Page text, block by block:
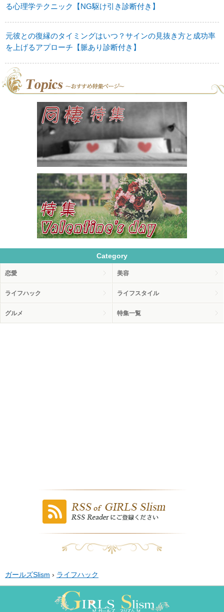
る心理学テクニック【NG駆け引き診断付き】
元彼との復縁のタイミングはいつ？サインの見抜き方と成功率
を上げるアプローチ【脈あり診断付き】
Category
恋愛 美容
ライフハック ライフスタイル
グルメ 特集一覧
ガールズSlism › ライフハック